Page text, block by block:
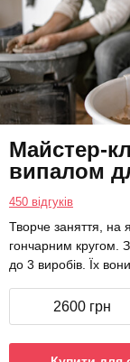
Майстер-
випалом
450 відгуків
Творче заняття, на
гончарним кругом.
до 3 виробів. Їх
2600 грн